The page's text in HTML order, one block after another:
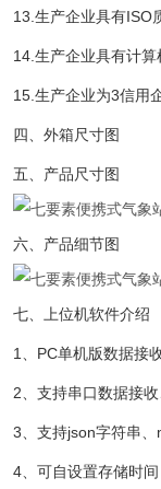
13.生产企业具有ISO
14.生产企业具有计
15.生产企业为3信用
四、外箱尺寸图
五、产品尺寸图
六、产品细节图
七、上位机软件介绍
1、PC单机版数据接
2、支持串口数据接
3、支持json字符串
4、可自设置存储时